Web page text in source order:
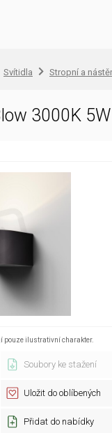
Svítidla Stropní a
3000K
pouze ilustrativní charakter.
Soubory ke stažení
Uložit do oblíbených
Přidat do nabídky